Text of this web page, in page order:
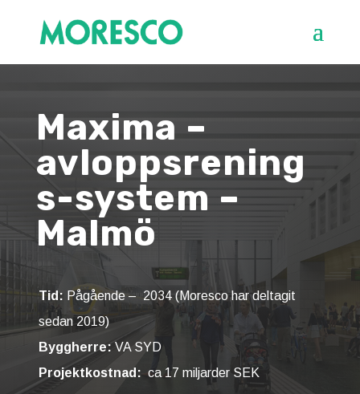
Maxima –
avloppsrening
s-system –
Malmö
Tid: Pågående – 2034 (Moresco har deltagit
sedan 2019)
Byggherre:VA SYD
Projektkostnad:ca 17 miljarder SEK